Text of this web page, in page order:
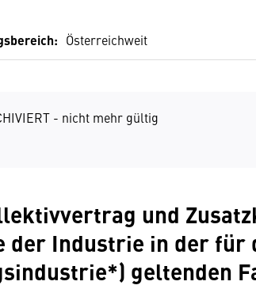
Österreichweit
- nicht mehr gültig
und
der Industrie in der für
geltenden